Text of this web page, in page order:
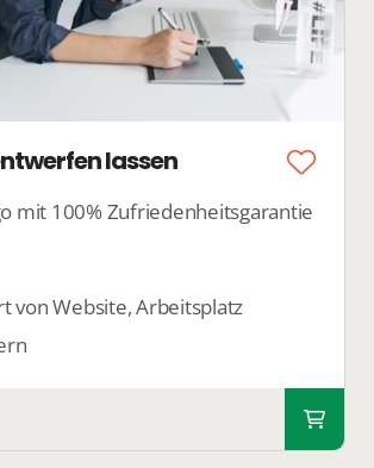
lassen
mit 100% Zufriedenheitsgarantie
von Website, Arbeitsplatz